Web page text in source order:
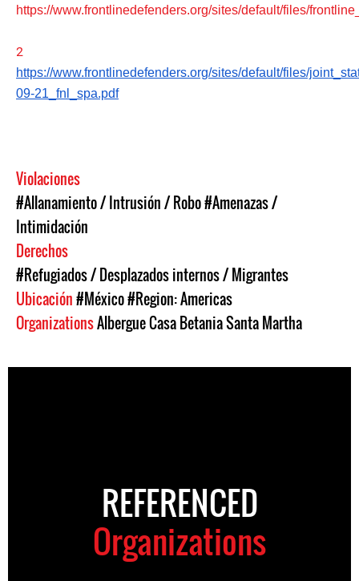
https://www.frontlinedefenders.org/sites/default/files/
2
https://www.frontlinedefenders.org/sites/default/files/
09-21_fnl_spa.pdf
Violaciones
#Allanamiento / Intrusión / Robo#Amenazas /
Intimidación
Derechos
#Refugiados / Desplazados internos / Migrantes
Ubicación#México#Region: Americas
OrganizationsAlbergue Casa Betania Santa Martha
REFERENCED
Organizations